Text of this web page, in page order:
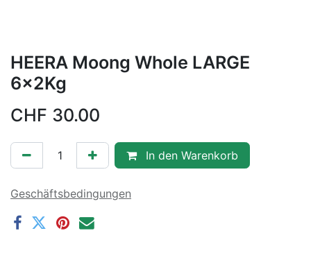
HEERA Moong Whole LARGE
6x2Kg
CHF 30.00
In den Warenkorb
Geschäftsbedingungen